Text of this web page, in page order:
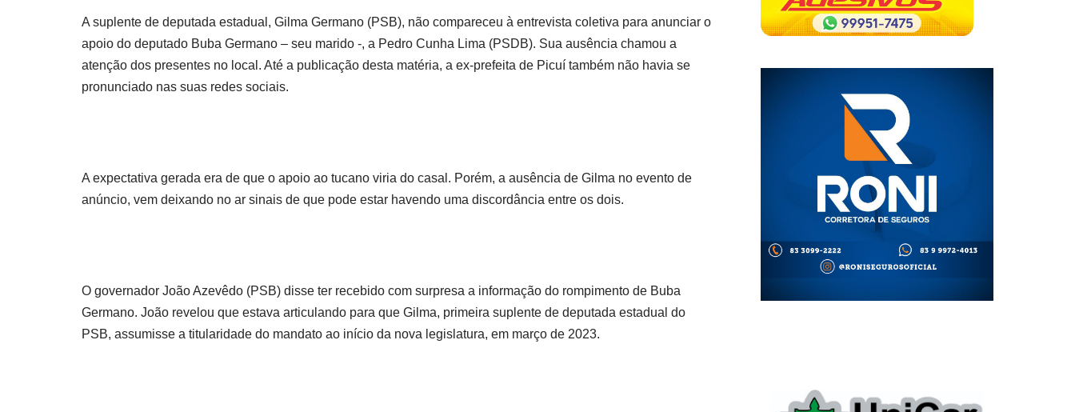
A suplente de deputada estadual, Gilma Germano (PSB), não compareceu à entrevista coletiva para anunciar o
apoio do deputado Buba Germano – seu marido -, a Pedro Cunha Lima (PSDB). Sua ausência chamou a
atenção dos presentes no local. Até a publicação desta matéria, a ex-prefeita de Picuí também não havia se
pronunciado nas suas redes sociais.
A expectativa gerada era de que o apoio ao tucano viria do casal. Porém, a ausência de Gilma no evento de
anúncio, vem deixando no ar sinais de que pode estar havendo uma discordância entre os dois.
O governador João Azevêdo (PSB) disse ter recebido com surpresa a informação do rompimento de Buba
Germano. João revelou que estava articulando para que Gilma, primeira suplente de deputada estadual do
PSB, assumisse a titularidade do mandato ao início da nova legislatura, em março de 2023.